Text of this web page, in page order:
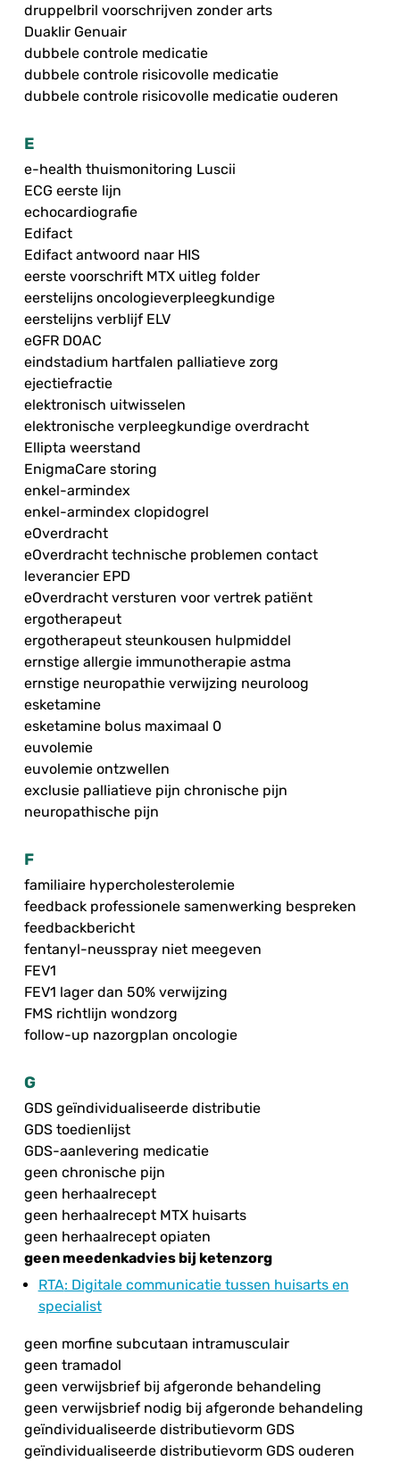
druppelbril voorschrijven zonder arts
Duaklir Genuair
dubbele controle medicatie
dubbele controle risicovolle medicatie
dubbele controle risicovolle medicatie ouderen
E
e-health thuismonitoring Luscii
ECG eerste lijn
echocardiografie
Edifact
Edifact antwoord naar HIS
eerste voorschrift MTX uitleg folder
eerstelijns oncologieverpleegkundige
eerstelijns verblijf ELV
eGFR DOAC
eindstadium hartfalen palliatieve zorg
ejectiefractie
elektronisch uitwisselen
elektronische verpleegkundige overdracht
Ellipta weerstand
EnigmaCare storing
enkel-armindex
enkel-armindex clopidogrel
eOverdracht
eOverdracht technische problemen contact
leverancier EPD
eOverdracht versturen voor vertrek patiënt
ergotherapeut
ergotherapeut steunkousen hulpmiddel
ernstige allergie immunotherapie astma
ernstige neuropathie verwijzing neuroloog
esketamine
esketamine bolus maximaal 0
euvolemie
euvolemie ontzwellen
exclusie palliatieve pijn chronische pijn
neuropathische pijn
F
familiaire hypercholesterolemie
feedback professionele samenwerking bespreken
feedbackbericht
fentanyl-neusspray niet meegeven
FEV1
FEV1 lager dan 50% verwijzing
FMS richtlijn wondzorg
follow-up nazorgplan oncologie
G
GDS geïndividualiseerde distributie
GDS toedienlijst
GDS-aanlevering medicatie
geen chronische pijn
geen herhaalrecept
geen herhaalrecept MTX huisarts
geen herhaalrecept opiaten
geen meedenkadvies bij ketenzorg
RTA: Digitale communicatie tussen huisarts en
specialist
geen morfine subcutaan intramusculair
geen tramadol
geen verwijsbrief bij afgeronde behandeling
geen verwijsbrief nodig bij afgeronde behandeling
geïndividualiseerde distributievorm GDS
geïndividualiseerde distributievorm GDS ouderen